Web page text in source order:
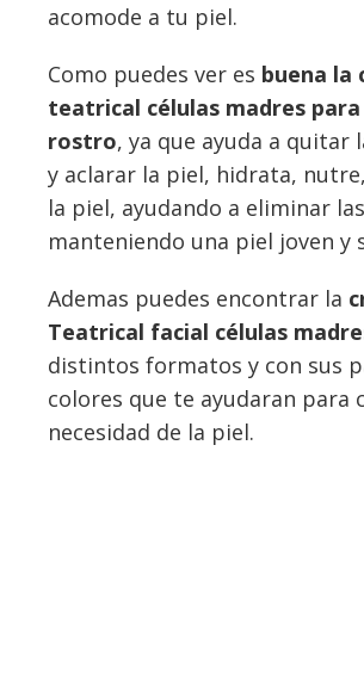
acomode a tu piel.
Como puedes ver es buena la
teatrical células madres
rostro, ya que ayuda a quitar
y aclarar la piel, hidrata,
la piel, ayudando a eliminar
manteniendo una piel joven y
Ademas puedes encontrar la
Teatrical facial células
distintos formatos y con sus
colores que te ayudaran para
necesidad de la piel.